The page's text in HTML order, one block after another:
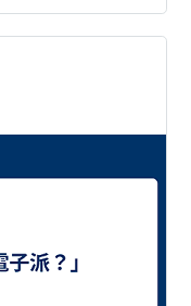
で好きです。還暦
したｗｗ